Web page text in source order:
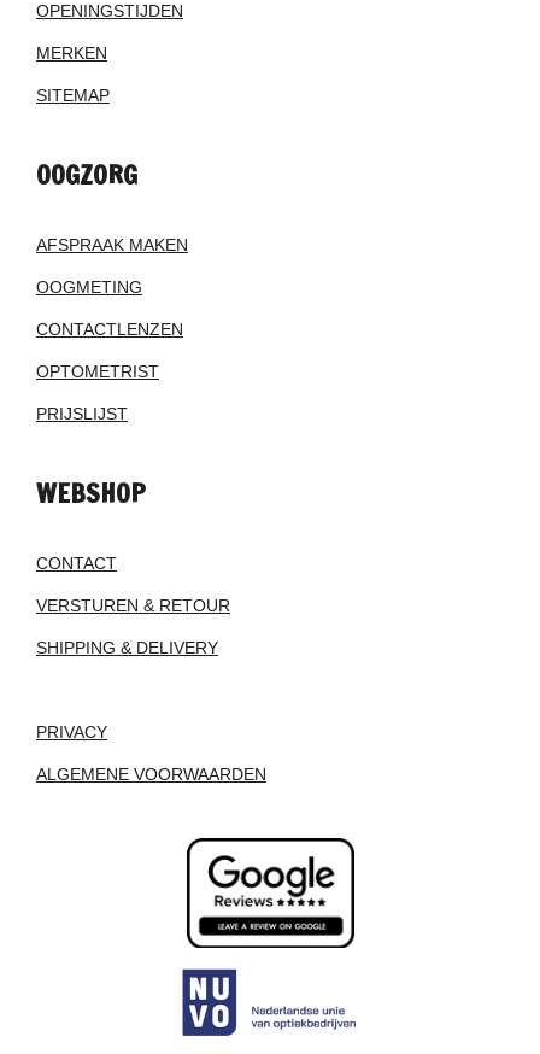
OPENINGSTIJDEN
MERKEN
SITEMAP
OOGZORG
AFSPRAAK MAKEN
OOGMETING
CONTACTLENZEN
OPTOMETRIST
PRIJSLIJST
WEBSHOP
CONTACT
VERSTUREN & RETOUR
SHIPPING & DELIVERY
PRIVACY
ALGEMENE VOORWAARDEN